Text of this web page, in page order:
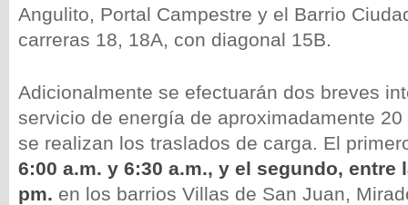
Angulito, Portal Campestre y el Barrio
carreras 18, 18A, con diagonal 15B.
Adicionalmente se efectuarán dos breves
servicio de energía de aproximadamente
se realizan los traslados de carga. El
6:00 a.m. y 6:30 a.m., y el segundo, entre
pm. en los barrios Villas de San Juan,